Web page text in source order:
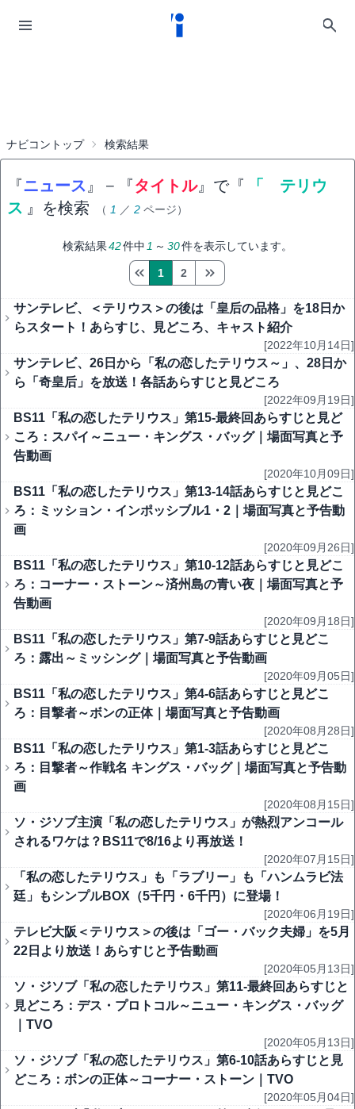
ナビコントップ 検索結果
『ニュース 』 − 『タイトル』で『
「 テリウ
ス 』を検索 （ 1 ／ 2 ページ）
検索結果42件中 1 ～ 30件を表示しています。
1 2
サンテレビ、＜テリウス＞の後は「皇后の品格」を18日か
らスタート！あらすじ、見どころ、キャスト紹介
[2022年10月14日]
サンテレビ、26日から「私の恋したテリウス～」、28日か
ら「奇皇后」を放送！各話あらすじと見どころ
[2022年09月19日]
BS11「私の恋したテリウス」第15-最終回あらすじと見ど
ころ：スパイ～ニュー・キングス・バッグ｜場面写真と予
告動画
[2020年10月09日]
BS11「私の恋したテリウス」第13-14話あらすじと見どこ
ろ：ミッション・インポッシブル1・2｜場面写真と予告動
画
[2020年09月26日]
BS11「私の恋したテリウス」第10-12話あらすじと見どこ
ろ：コーナー・ストーン～済州島の青い夜｜場面写真と予
告動画
[2020年09月18日]
BS11「私の恋したテリウス」第7-9話あらすじと見どこ
ろ：露出～ミッシング｜場面写真と予告動画
[2020年09月05日]
BS11「私の恋したテリウス」第4-6話あらすじと見どこ
ろ：目撃者～ボンの正体｜場面写真と予告動画
[2020年08月28日]
BS11「私の恋したテリウス」第1-3話あらすじと見どこ
ろ：目撃者～作戦名 キングス・バッグ｜場面写真と予告動
画
[2020年08月15日]
ソ・ジソブ主演「私の恋したテリウス」が熱烈アンコール
されるワケは？BS11で8/16より再放送！
[2020年07月15日]
「私の恋したテリウス」も「ラブリー」も「ハンムラビ法
廷」もシンプルBOX（5千円・6千円）に登場！
[2020年06月19日]
テレビ大阪＜テリウス＞の後は「ゴー・バック夫婦」を5月
22日より放送！あらすじと予告動画
[2020年05月13日]
ソ・ジソブ「私の恋したテリウス」第11-最終回あらすじと
見どころ：デス・プロトコル～ニュー・キングス・バッグ
｜TVO
[2020年05月13日]
ソ・ジソブ「私の恋したテリウス」第6-10話あらすじと見
どころ：ボンの正体～コーナー・ストーン｜TVO
[2020年05月04日]